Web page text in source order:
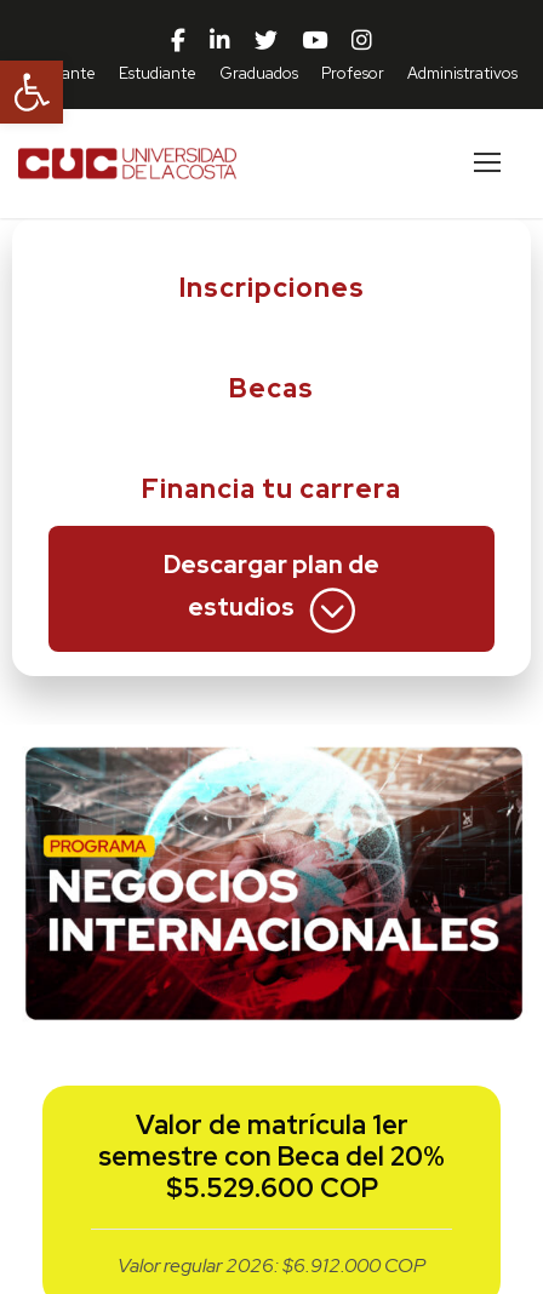
Abrir barra de herramientas
Aspirante Estudiante Graduados Profesor Administrativos
Inscripciones
Becas
Financia tu carrera
Descargar plan de
estudios
Valor de matrícula 1er
semestre con Beca del 20%
$5.529.600 COP
Valor regular 2026: $6.912.000 COP